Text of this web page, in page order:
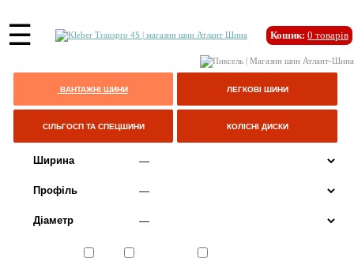
☰ Кошик: 0 товарів
ВАНТАЖНІ ШИНИ ЛЕГКОВІ ШИНИ
СІЛЬГОСП ТА СПЕЦШИНИ КОЛІСНІ ДИСКИ
Ширина
Профіль
Діаметр